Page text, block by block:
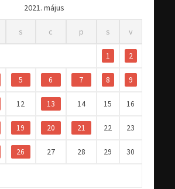
2021. május
s c p s v
1 2
5 6 7 8 9
12 13 14 15 16
19 20 21 22 23
26 27 28 29 30